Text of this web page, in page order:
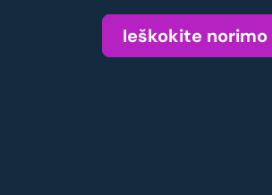
Ieškokite